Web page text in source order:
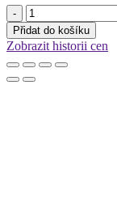
Obaly
na
karty
Diamond
Blue:
European
Přidat do košíku
Zobrazit historii cen